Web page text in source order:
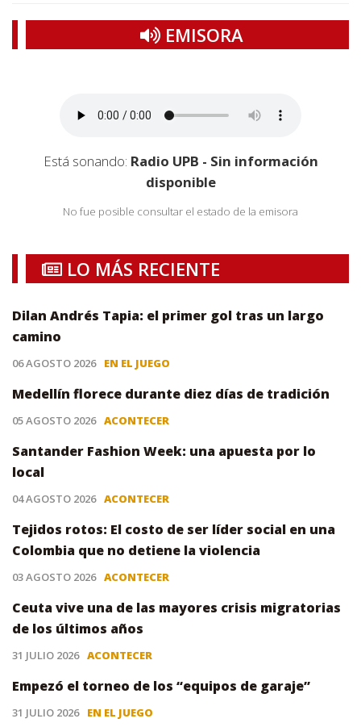
EMISORA
Está sonando: Radio UPB - Sin información
disponible
No fue posible consultar el estado de la emisora
LO MÁS RECIENTE
Dilan Andrés Tapia: el primer gol tras un largo
camino
06 AGOSTO 2026 EN EL JUEGO
Medellín florece durante diez días de tradición
05 AGOSTO 2026 ACONTECER
Santander Fashion Week: una apuesta por lo
local
04 AGOSTO 2026 ACONTECER
Tejidos rotos: El costo de ser líder social en una
Colombia que no detiene la violencia
03 AGOSTO 2026 ACONTECER
Ceuta vive una de las mayores crisis migratorias
de los últimos años
31 JULIO 2026 ACONTECER
Empezó el torneo de los “equipos de garaje”
31 JULIO 2026 EN EL JUEGO